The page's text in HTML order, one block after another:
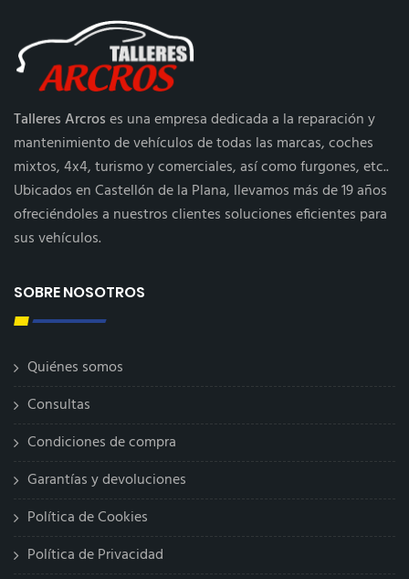
Talleres Arcroses una empresa dedicada a la reparación y
mantenimiento de vehículos de todas las marcas, coches
mixtos, 4x4, turismo y comerciales, así como furgones, etc..
Ubicados en Castellón de la Plana, llevamos más de 19 años
ofreciéndoles a nuestros clientes soluciones eficientes para
sus vehículos.
SOBRE NOSOTROS
Quiénes somos
Consultas
Condiciones de compra
Garantías y devoluciones
Política de Cookies
Política de Privacidad